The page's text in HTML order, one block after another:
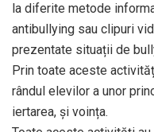
la diferite metode
antibullying sau clipuri
prezentate situații de
Prin toate aceste
rândul elevilor a unor
iertarea, și voința.